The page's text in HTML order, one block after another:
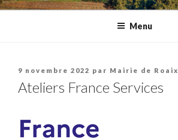
Menu
Publié
9 novembre 2022 par Mairie de Roaix
Ateliers France Services